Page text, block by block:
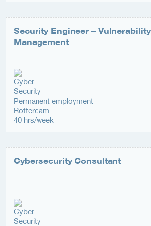
Security Engineer – Vulnerability
Management
Permanent employment
Rotterdam
40 hrs/week
Cybersecurity Consultant